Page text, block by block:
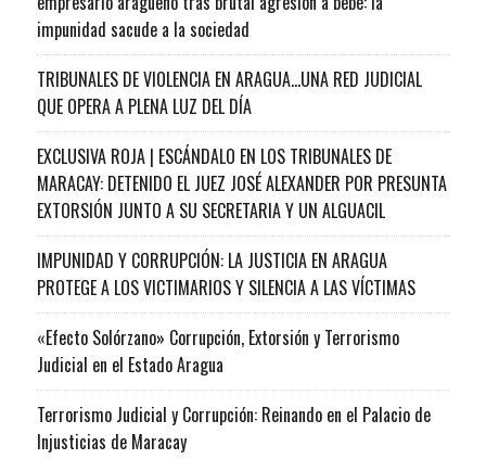
impunidad sacude a la sociedad
TRIBUNALES DE VIOLENCIA EN ARAGUA…UNA RED JUDICIAL
QUE OPERA A PLENA LUZ DEL DÍA
EXCLUSIVA ROJA | ESCÁNDALO EN LOS TRIBUNALES DE
MARACAY: DETENIDO EL JUEZ JOSÉ ALEXANDER POR PRESUNTA
EXTORSIÓN JUNTO A SU SECRETARIA Y UN ALGUACIL
IMPUNIDAD Y CORRUPCIÓN: LA JUSTICIA EN ARAGUA
PROTEGE A LOS VICTIMARIOS Y SILENCIA A LAS VÍCTIMAS
«Efecto Solórzano» Corrupción, Extorsión y Terrorismo
Judicial en el Estado Aragua
Terrorismo Judicial y Corrupción: Reinando en el Palacio de
Injusticias de Maracay